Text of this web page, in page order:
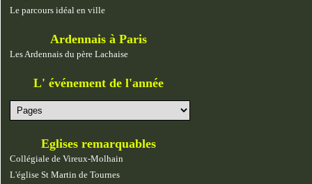
Le parcours idéal en ville
Ardennais à Paris
Les Ardennais du père Lachaise
L' événement de l'année
Eglises remarquables
Collégiale de Vireux-Molhain
L'église St Martin de Tournes